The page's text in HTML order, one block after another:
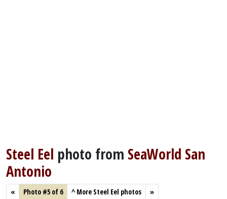
Steel Eel photo from SeaWorld San
Antonio
« Photo #5 of 6 ^More Steel Eel photos »